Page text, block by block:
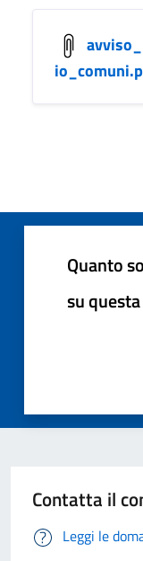
Quanto
su
Contatta il
Leggi le